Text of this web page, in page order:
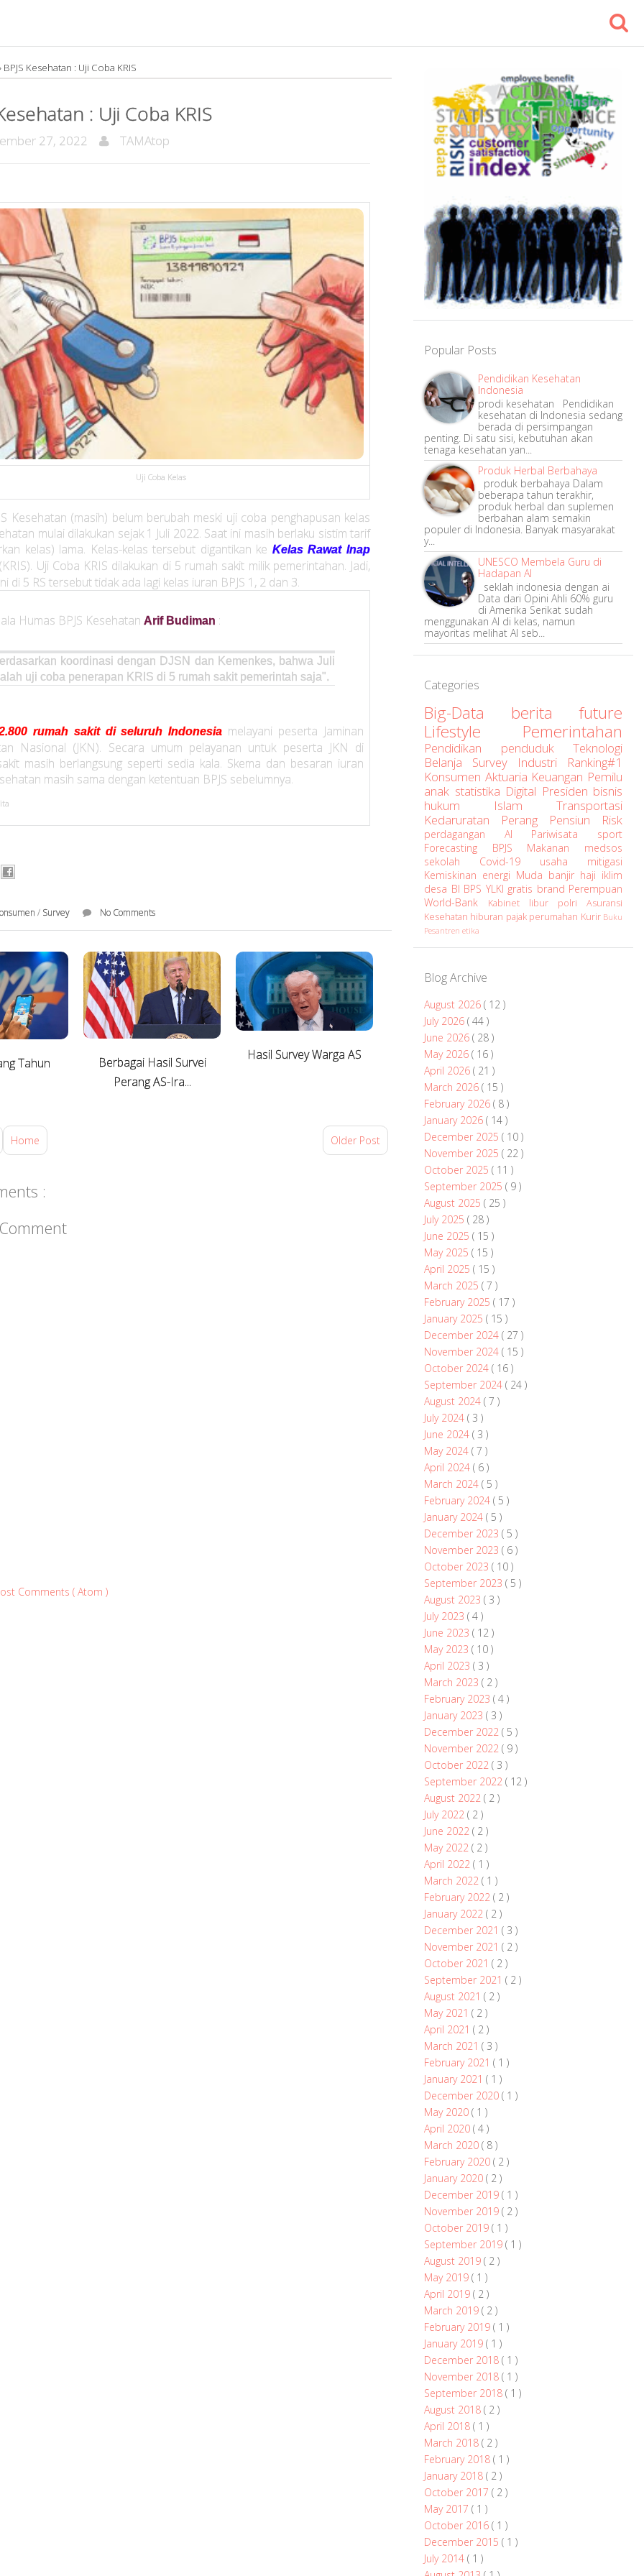
BPJS Kesehatan : Uji Coba KRIS
: Uji Coba KRIS
27, 2022 TAMAtop
Uji Coba Kelas
Kesehatan (masih) belum berubah meski uji coba penghapusan kelas
mulai dilakukan sejak 1 Juli 2022. Saat ini masih berlaku sistim tarif
kelas) lama. Kelas-kelas tersebut digantikan ke Kelas Rawat Inap
Uji Coba KRIS dilakukan di 5 rumah sakit milik pemerintahan. Jadi,
di 5 RS tersebut tidak ada lagi kelas iuran BPJS 1, 2 dan 3.
Humas BPJS Kesehatan Arif Budiman :
koordinasi dengan DJSN dan Kemenkes, bahwa Juli
uji coba penerapan KRIS di 5 rumah sakit pemerintah saja".
rumah sakit di seluruh Indonesia melayani peserta Jaminan
Nasional (JKN). Secara umum pelayanan untuk peserta JKN di
masih berlangsung seperti sedia kala. Skema dan besaran iuran
masih sama dengan ketentuan BPJS sebelumnya.
/ Survey No Comments
Tahun
Berbagai Hasil Survei
Perang AS-Ira...
Hasil Survey Warga AS
Older Post
Home
:
Comments ( Atom )
Popular Posts
Pendidikan Kesehatan
Indonesia
prodi kesehatan Pendidikan
kesehatan di Indonesia sedang
berada di persimpangan
penting. Di satu sisi, kebutuhan akan
tenaga kesehatan yan...
Produk Herbal Berbahaya
produk berbahaya Dalam
beberapa tahun terakhir,
produk herbal dan suplemen
berbahan alam semakin
populer di Indonesia. Banyak masyarakat
y...
UNESCO Membela Guru di
Hadapan AI
seklah indonesia dengan ai
Data dari Opini Ahli 60% guru
di Amerika Serikat sudah
menggunakan AI di kelas, namun
mayoritas melihat AI seb...
Categories
Big-Data berita future
Lifestyle Pemerintahan
Pendidikan penduduk Teknologi
Belanja Survey Industri Ranking#1
Konsumen Aktuaria Keuangan Pemilu
anak statistika Digital Presiden bisnis
hukum Islam Transportasi
Kedaruratan Perang Pensiun Risk
perdagangan AI Pariwisata sport
Forecasting BPJS Makanan medsos
sekolah Covid-19 usaha mitigasi
Kemiskinan energi Muda banjir haji iklim
desa BI BPS YLKI gratis brand Perempuan
World-Bank
Kabinet libur polri Asuransi
Kesehatan hiburan pajak perumahan Kurir Buku
Pesantren etika
Blog Archive
August 2026 ( 12 )
July 2026 ( 44 )
June 2026 ( 28 )
May 2026 ( 16 )
April 2026 ( 21 )
March 2026 ( 15 )
February 2026 ( 8 )
January 2026 ( 14 )
December 2025 ( 10 )
November 2025 ( 22 )
October 2025 ( 11 )
September 2025 ( 9 )
August 2025 ( 25 )
July 2025 ( 28 )
June 2025 ( 15 )
May 2025 ( 15 )
April 2025 ( 15 )
March 2025 ( 7 )
February 2025 ( 17 )
January 2025 ( 15 )
December 2024 ( 27 )
November 2024 ( 15 )
October 2024 ( 16 )
September 2024 ( 24 )
August 2024 ( 7 )
July 2024 ( 3 )
June 2024 ( 3 )
May 2024 ( 7 )
April 2024 ( 6 )
March 2024 ( 5 )
February 2024 ( 5 )
January 2024 ( 5 )
December 2023 ( 5 )
November 2023 ( 6 )
October 2023 ( 10 )
September 2023 ( 5 )
August 2023 ( 3 )
July 2023 ( 4 )
June 2023 ( 12 )
May 2023 ( 10 )
April 2023 ( 3 )
March 2023 ( 2 )
February 2023 ( 4 )
January 2023 ( 3 )
December 2022 ( 5 )
November 2022 ( 9 )
October 2022 ( 3 )
September 2022 ( 12 )
August 2022 ( 2 )
July 2022 ( 2 )
June 2022 ( 2 )
May 2022 ( 2 )
April 2022 ( 1 )
March 2022 ( 1 )
February 2022 ( 2 )
January 2022 ( 2 )
December 2021 ( 3 )
November 2021 ( 2 )
October 2021 ( 2 )
September 2021 ( 2 )
August 2021 ( 2 )
May 2021 ( 2 )
April 2021 ( 2 )
March 2021 ( 3 )
February 2021 ( 1 )
January 2021 ( 1 )
December 2020 ( 1 )
May 2020 ( 1 )
April 2020 ( 4 )
March 2020 ( 8 )
February 2020 ( 2 )
January 2020 ( 2 )
December 2019 ( 1 )
November 2019 ( 2 )
October 2019 ( 1 )
September 2019 ( 1 )
August 2019 ( 2 )
May 2019 ( 1 )
April 2019 ( 2 )
March 2019 ( 2 )
February 2019 ( 1 )
January 2019 ( 1 )
December 2018 ( 1 )
November 2018 ( 1 )
September 2018 ( 1 )
August 2018 ( 2 )
April 2018 ( 1 )
March 2018 ( 2 )
February 2018 ( 1 )
January 2018 ( 2 )
October 2017 ( 2 )
May 2017 ( 1 )
October 2016 ( 1 )
December 2015 ( 1 )
July 2014 ( 1 )